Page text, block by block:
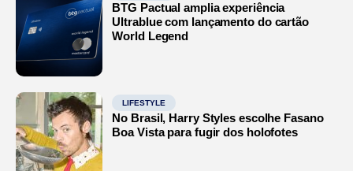
BTG Pactual amplia experiência
Ultrablue com lançamento do cartão
World Legend
LIFESTYLE
No Brasil, Harry Styles escolhe Fasano
Boa Vista para fugir dos holofotes